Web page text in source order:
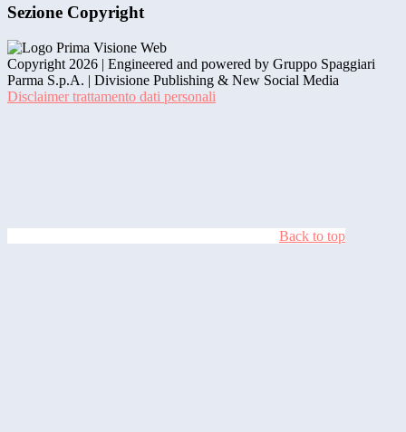
Sezione Copyright
Copyright 2026 | Engineered and powered by Gruppo Spaggiari
Parma S.p.A. | Divisione Publishing & New Social Media
Disclaimer trattamento dati personali
Back to top